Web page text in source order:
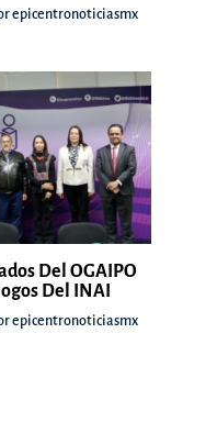
epicentronoticiasmx
Del OGAIPO
Del INAI
epicentronoticiasmx